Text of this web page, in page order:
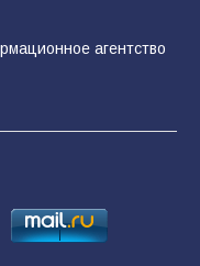
работы
в 2026 году
ответ
агентство